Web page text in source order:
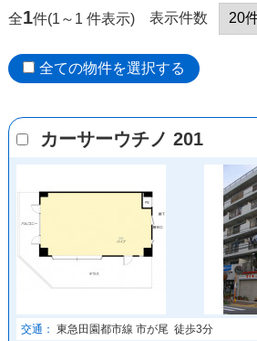
全1件(1～1 件表示) 表示件数
全ての物件を選択する
カーサーウチノ 201
交通： 東急田園都市線 市が尾 徒歩3分